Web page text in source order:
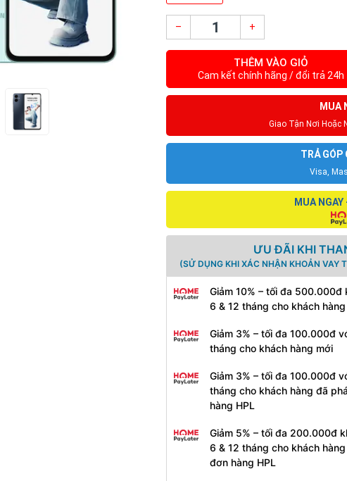
– +
THÊM VÀO GIỎ
Cam kết chính hãng / đổi trả 24h
MUA
Giao Tận Nơi Hoặc
TRẢ GÓP
Visa,
MUA
ƯU ĐÃI KHI
(SỬ DỤNG KHI XÁC NHẬN KHOẢN VAY
Giảm 10% – tối đa 500.000đ
6 & 12 tháng cho khách
Giảm 3% – tối đa 100.000đ
tháng cho khách hàng mới
Giảm 3% – tối đa 100.000đ
tháng cho khách hàng đã
hàng HPL
Giảm 5% – tối đa 200.000đ
6 & 12 tháng cho khách
đơn hàng HPL